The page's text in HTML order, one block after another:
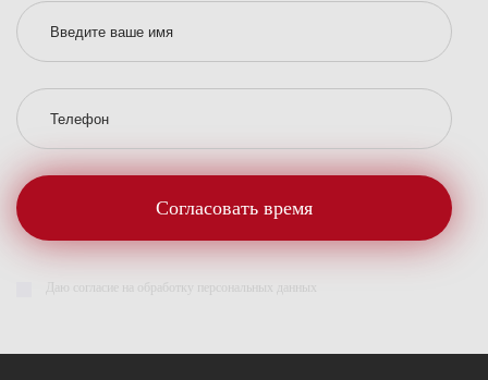
Даю согласие на обработку персональных данных